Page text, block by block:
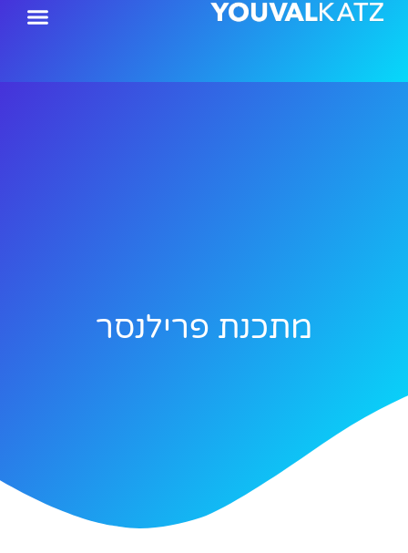
דילוג
מתכנת פרילנסר